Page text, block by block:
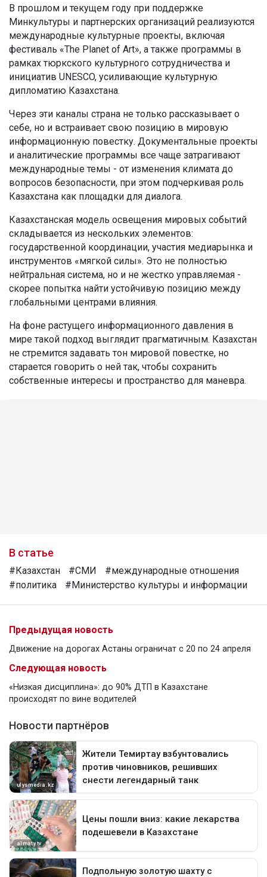
В прошлом и текущем году при поддержке
Минкультуры и партнерских организаций реализуются
международные культурные проекты, включая
фестиваль «The Planet of Art», а также программы в
рамках тюркского культурного сотрудничества и
инициатив UNESCO, усиливающие культурную
дипломатию Казахстана.
Через эти каналы страна не только рассказывает о
себе, но и встраивает свою позицию в мировую
информационную повестку. Документальные проекты
и аналитические программы все чаще затрагивают
международные темы - от изменения климата до
вопросов безопасности, при этом подчеркивая роль
Казахстана как площадки для диалога.
Казахстанская модель освещения мировых событий
складывается из нескольких элементов:
государственной координации, участия медиарынка и
инструментов «мягкой силы». Это не полностью
нейтральная система, но и не жестко управляемая -
скорее попытка найти устойчивую позицию между
глобальными центрами влияния.
На фоне растущего информационного давления в
мире такой подход выглядит прагматичным. Казахстан
не стремится задавать тон мировой повестке, но
старается говорить о ней так, чтобы сохранить
собственные интересы и пространство для маневра.
В статье
#Казахстан #СМИ
#международные отношения
#политика
#Министерство культуры и информации
Предыдущая новость
Движение на дорогах Астаны ограничат с 20 по 24 апреля
Следующая новость
«Низкая дисциплина»: до 90% ДТП в Казахстане
происходят по вине водителей